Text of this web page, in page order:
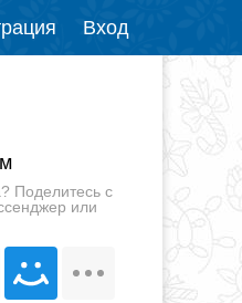
Вход
Поделитесь с
или